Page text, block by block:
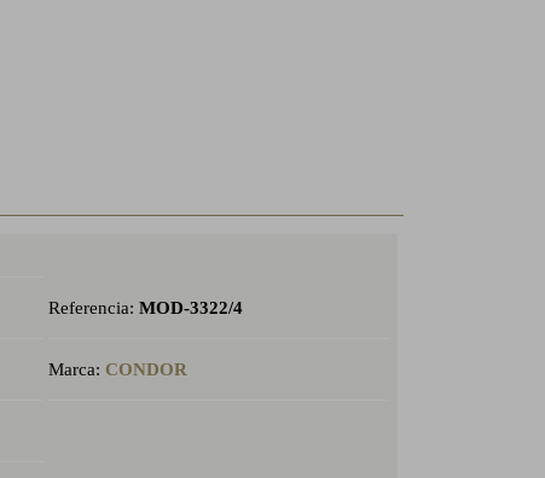
Referencia: MOD-3322/4
Marca: CONDOR